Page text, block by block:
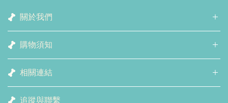
關於我們
購物須知
相關連結
追蹤與聯繫